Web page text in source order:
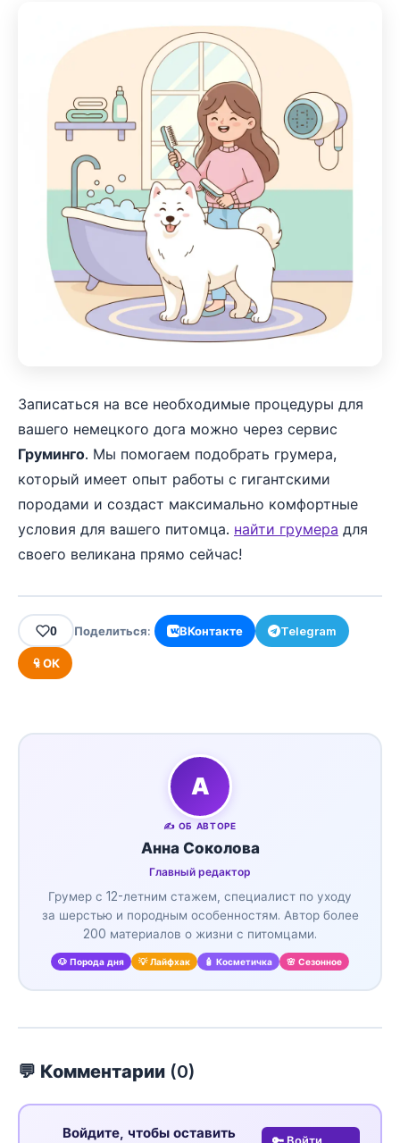
Записаться на все необходимые процедуры для
вашего немецкого дога можно через сервис
Груминго. Мы помогаем подобрать грумера,
который имеет опыт работы с гигантскими
породами и создаст максимально комфортные
условия для вашего питомца. найти грумера для
своего великана прямо сейчас!
0 Поделиться: ВКонтакте Telegram
ОК
А
✍️ ОБ АВТОРЕ
Анна Соколова
Главный редактор
Грумер с 12-летним стажем, специалист по уходу
за шерстью и породным особенностям. Автор более
200 материалов о жизни с питомцами.
🐶 Порода дня 💡 Лайфхак 🧴 Косметичка 🌸 Сезонное
💬 Комментарии (0)
Войдите, чтобы оставить 🔑 Войти